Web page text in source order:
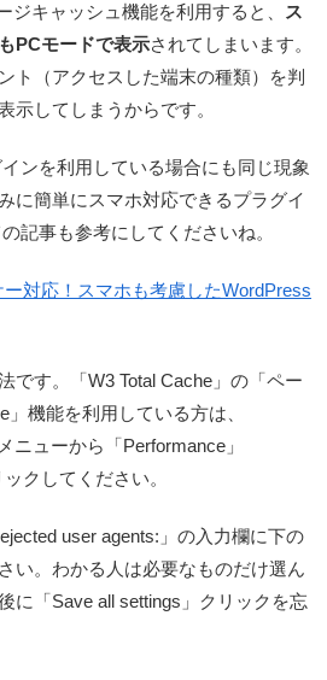
ジキャッシュ機能を利用すると、
ス
PCモードで表示されてしまいます。
ト（アクセスした端末の種類）を判
示してしまうからです。
ンを利用している場合にも同じ現象
に簡単にスマホ対応できるプラグイ
記事も参考にしてくださいね。
対応！スマホも考慮したWordPress
です。「W3 Total Cache」の「ペー
機能を利用している方は、
ニューから「Performance」
クしてください。
user agents:」の入力欄に下の
い。わかる人は必要なものだけ選ん
に「Save all settings」クリックを忘